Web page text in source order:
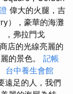
偉大的火腿，吉
），豪華的海灘
，弗拉門戈
店的光線亮麗的
的景色。 記帳
台中養生會館
遠足的人，我們